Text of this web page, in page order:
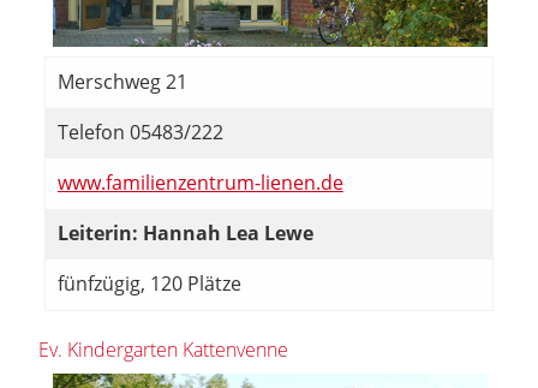
Merschweg 21
Telefon 05483/222
www.familienzentrum-lienen.de
Leiterin: Hannah Lea Lewe
fünfzügig, 120 Plätze
Ev. Kindergarten Kattenvenne